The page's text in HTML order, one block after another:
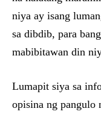
niya ay isang
sa dibdib, para
mabibitawan din
Lumapit siya sa
opisina ng pangulo